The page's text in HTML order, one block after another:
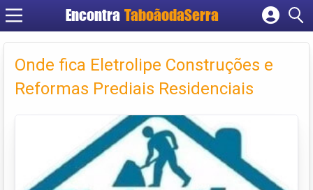
Encontra TaboãodaSerra
Cadastrar empresa
Criar conta
Onde fica Eletrolipe Construções e
Reformas Prediais Residenciais